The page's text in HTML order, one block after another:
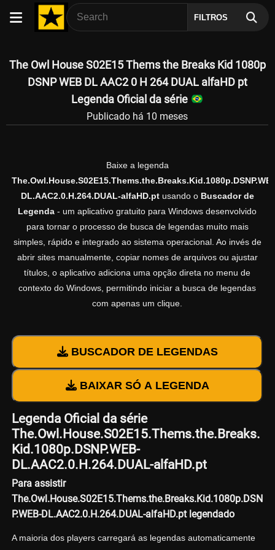
FILTROS
The Owl House S02E15 Thems the Breaks Kid 1080p
DSNP WEB DL AAC2 0 H 264 DUAL alfaHD pt
Legenda Oficial da série
Publicado há 10 meses
Baixe a legenda
DL.AAC2.0.H.264.DUAL-alfaHD.ptusando o Buscador de
Legenda - um aplicativo gratuito para Windows desenvolvido
para tornar o processo de busca de legendas muito mais
simples, rápido e integrado ao sistema operacional. Ao invés de
abrir sites manualmente, copiar nomes de arquivos ou ajustar
títulos, o aplicativo adiciona uma opção direta no menu de
contexto do Windows, permitindo iniciar a busca de legendas
com apenas um clique.
BUSCADOR DE LEGENDAS
BAIXAR SÓ A LEGENDA
Legenda Oficial da série
The.Owl.House.S02E15.Thems.the.Breaks.
Kid.1080p.DSNP.WEB-
DL.AAC2.0.H.264.DUAL-alfaHD.pt
Para assistir
The.Owl.House.S02E15.Thems.the.Breaks.Kid.1080p.DSN
P.WEB-DL.AAC2.0.H.264.DUAL-alfaHD.pt legendado
A maioria dos players carregará as legendas automaticamente